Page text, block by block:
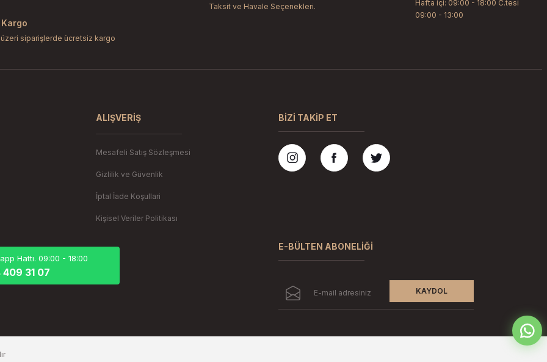
Gönder
siparişlerde ücretsiz kargo
Taksit ve Havale Seçenekleri.
Hafta içi: 09:00 - 18:00 C.tesi
09:00 - 13:00
ALIŞVERIŞ
Mesafeli Satış Sözleşmesi
Gizlilik ve Güvenlik
İptal İade Koşullari
Kişisel Veriler Politikası
Hattı. 09:00 - 18:00
409 31 07
BİZİ TAKİP ET
E-BÜLTEN ABONELİĞİ
KAYDOL